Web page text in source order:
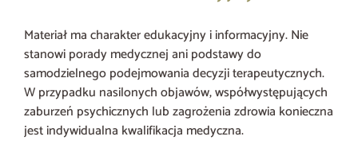
Materiał ma charakter edukacyjny i informacyjny. Nie
stanowi porady medycznej ani podstawy do
samodzielnego podejmowania decyzji terapeutycznych.
W przypadku nasilonych objawów, współwystępujących
zaburzeń psychicznych lub zagrożenia zdrowia konieczna
jest indywidualna kwalifikacja medyczna.